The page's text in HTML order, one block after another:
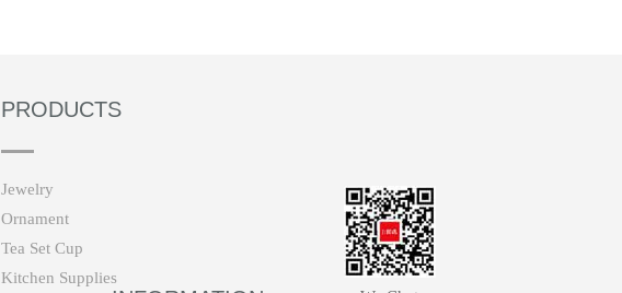
PRODUCTS
Jewelry
Ornament
Tea Set Cup
Kitchen Supplies